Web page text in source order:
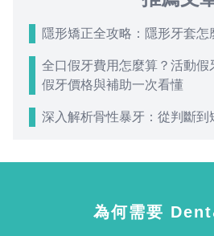
隱形矯正全攻略：隱形牙套
全口假牙費用怎麼算？活動假
假牙價格與補助一次看懂
深入解析骨性暴牙：從判斷到
為何需要